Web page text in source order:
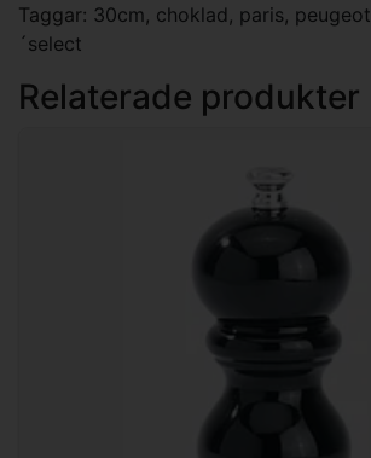
Taggar: 30cm, choklad , paris, peugeot
´select
Relaterade produkter